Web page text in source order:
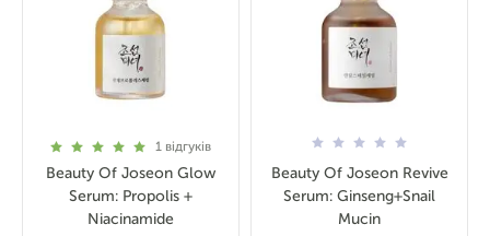
1 відгуків
Beauty Of Joseon Glow
Serum: Propolis +
Niacinamide
Beauty Of Joseon Revive
Serum: Ginseng+Snail
Mucin